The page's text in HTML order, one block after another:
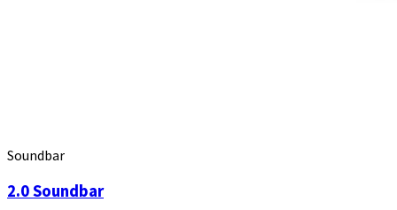
Soundbar
2.0 Soundbar